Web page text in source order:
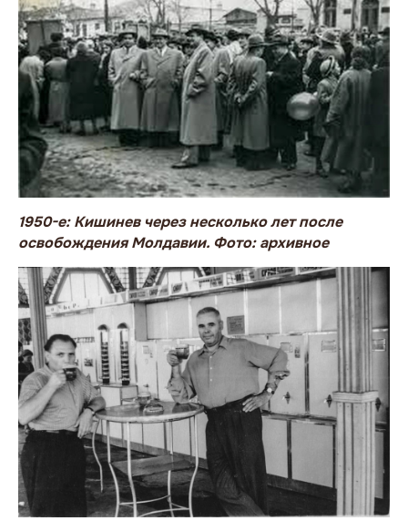
1950-е: Кишинев через несколько лет после
освобождения Молдавии. Фото: архивное